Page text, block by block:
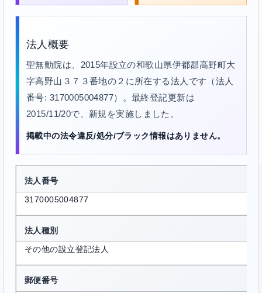
法人概要
聖無動院は、2015年設立の和歌山県伊都郡高野町大
字高野山３７３番地の２に所在する法人です（法人
番号: 3170005004877）。最終登記更新は
2015/11/20で、新規を実施しました。
掲載中の法令違反/処分/ブラック情報はありません。
法人番号
3170005004877
法人種別
その他の設立登記法人
郵便番号